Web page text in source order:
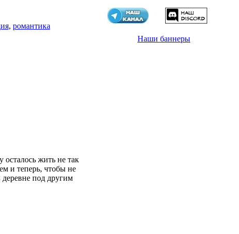
, романтика
жить не так
и теперь, чтобы не
деревне под другим
Наши баннеры